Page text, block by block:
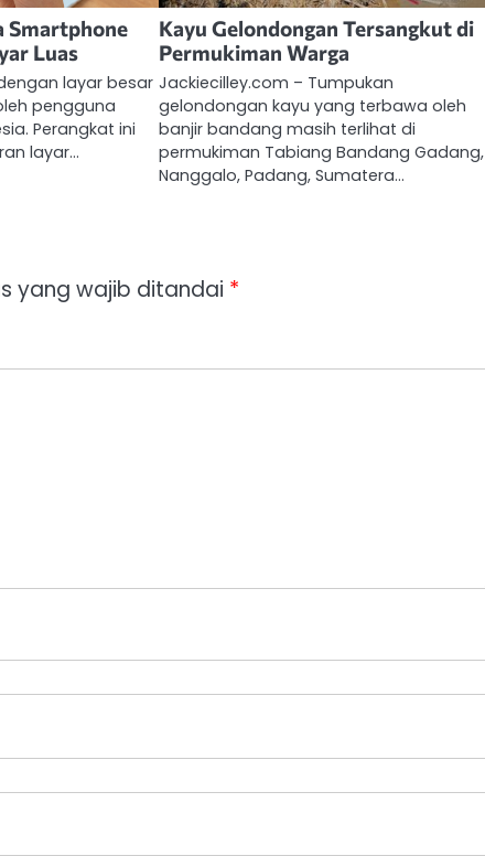
Smartphone
Luas
layar besar
pengguna
Perangkat ini
layar…
Kayu Gelondongan Tersangkut di
Permukiman Warga
Jackiecilley.com – Tumpukan
gelondongan kayu yang terbawa oleh
banjir bandang masih terlihat di
permukiman Tabiang Bandang Gadang,
Nanggalo, Padang, Sumatera…
yang wajib ditandai *